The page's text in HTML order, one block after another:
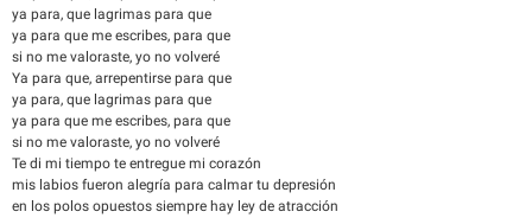
ya para, que lagrimas para que
ya para que me escribes, para que
si no me valoraste, yo no volveré
Ya para que, arrepentirse para que
ya para, que lagrimas para que
ya para que me escribes, para que
si no me valoraste, yo no volveré
Te di mi tiempo te entregue mi corazón
mis labios fueron alegría para calmar tu depresión
en los polos opuestos siempre hay ley de atracción